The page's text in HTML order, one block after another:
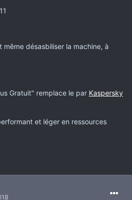
désasbiliser la machine, à
Gratuit" remplace le par Kaspersky
et léger en ressources